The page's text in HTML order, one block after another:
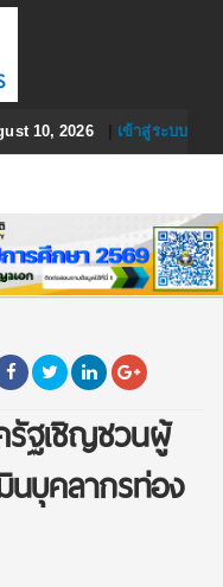
10, 2026| เข้าสู่ระบบ
รัฐเชิญชวนผู้
นบุคลากรท่อง